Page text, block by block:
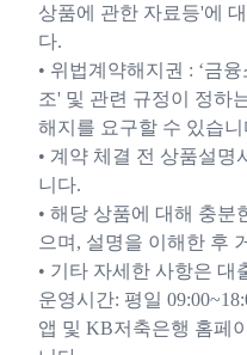
상품에 관한 자료등'에
다.
• 위법계약해지권 : ‘금
조' 및 관련 규정이 정하
해지를 요구할 수 있습니
• 계약 체결 전 상품설명
니다.
• 해당 상품에 대해 충분
으며, 설명을 이해한 후
• 기타 자세한 사항은
운영시간: 평일
앱 및 KB저축은행 홈페